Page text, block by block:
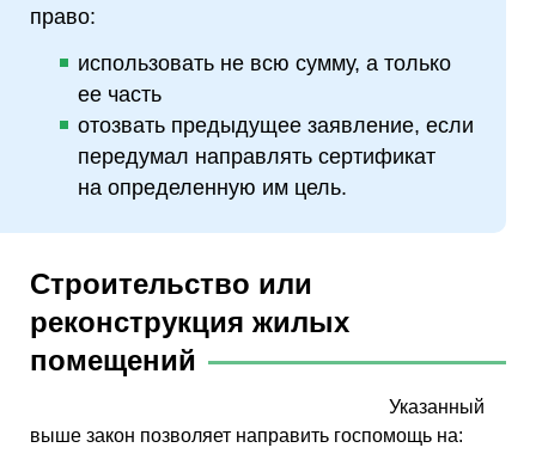
право:
использовать не всю сумму, а только
ее часть
отозвать предыдущее заявление, если
передумал направлять сертификат
на определенную им цель.
Строительство или
реконструкция жилых
помещений
Указанный
выше закон позволяет направить госпомощь на: